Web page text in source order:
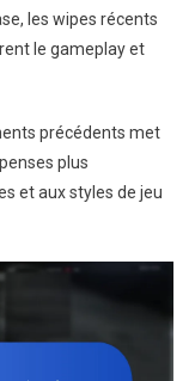
les wipes récents
le gameplay et
précédents met
plus
et aux styles de jeu